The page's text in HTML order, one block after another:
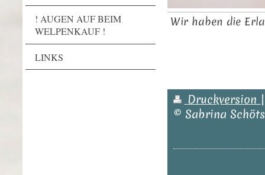
! AUGEN AUF BEIM
WELPENKAUF !
LINKS
Wir haben die
Druckversion |
© Sabrina